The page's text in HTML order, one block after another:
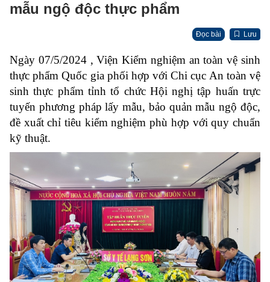
mẫu ngộ độc thực phẩm
Đọc bài Lưu
Ngày 07/5/2024 , Viện Kiểm nghiệm an toàn vệ sinh
thực phẩm Quốc gia phối hợp với Chi cục An toàn vệ
sinh thực phẩm tỉnh tổ chức Hội nghị tập huấn trực
tuyến phương pháp lấy mẫu, bảo quản mẫu ngộ độc,
đề xuất chỉ tiêu kiểm nghiệm phù hợp với quy chuẩn
kỹ thuật.